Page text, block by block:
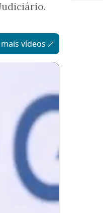
vídeos